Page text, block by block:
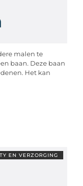
malen te
baan. Deze baan
Het kan
EN VERZORGING